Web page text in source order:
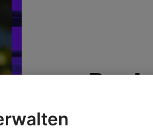
Immer der